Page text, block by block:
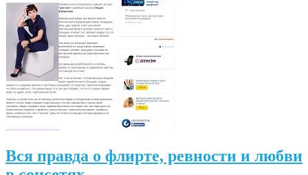
Вся правда о флирте, ревности и любви